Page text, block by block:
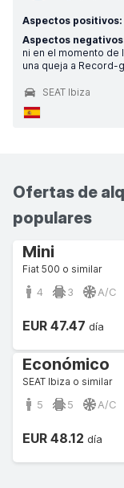
Aspectos positivos:
Aspectos
ni en el momento
una queja a
SEAT Ibiza
Ofertas de
populares
Mini
Fiat 500 o similar
4 3 A/C
EUR 47.47 día
Económico
SEAT Ibiza o similar
5 5 A/C
EUR 48.12 día